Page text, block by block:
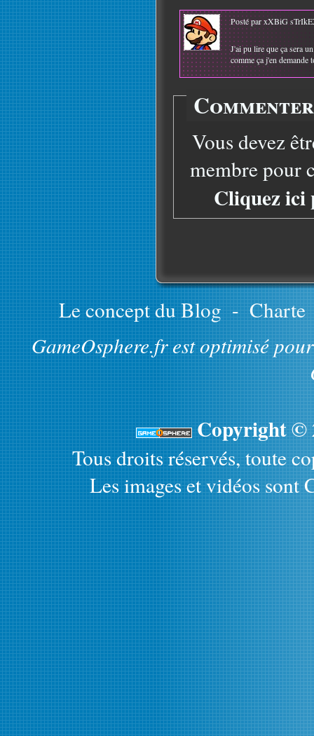
Posté par xXBiG
J'ai pu lire que ça sera
comme ça j'en demande
Vous devez
membre pour
Cliquez ici
Le concept du Blog - Charte
GameOsphere.fr est optimisé
Copyright ©
Tous droits réservés, toute
Les images et vidéos